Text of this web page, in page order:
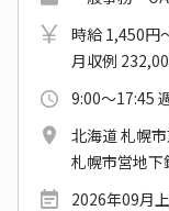
時給 1,450円
月収例
9:00～17:45
北海道 札幌
札幌市営地下
2026年09月